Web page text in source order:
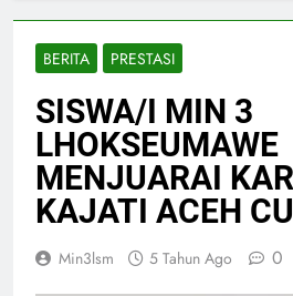
BERITA PRESTASI
SISWA/I MIN 3
LHOKSEUMAWE
MENJUARAI
KAJATI ACEH
Min3lsm 5 Tahun Ago 0